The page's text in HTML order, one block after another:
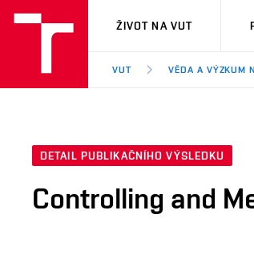
VUT
ŽIVOT NA VUT
VUT VĚDA A VÝZKUM
DETAIL PUBLIKAČNÍHO VÝSLEDKU
Controlling and